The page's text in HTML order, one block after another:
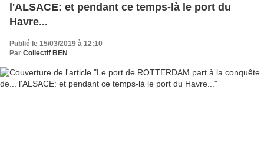
l'ALSACE: et pendant ce temps-là le port du
Havre...
Publié le 15/03/2019 à 12:10
Par Collectif BEN